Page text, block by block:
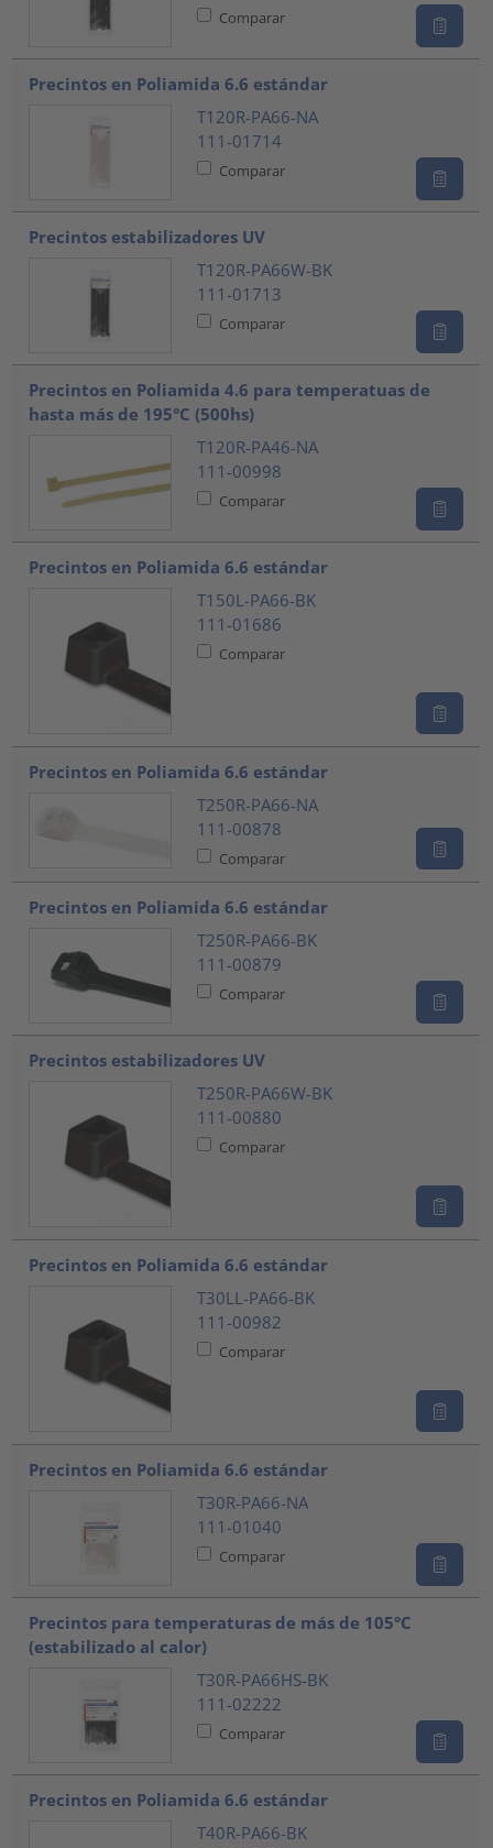
Comparar
Precintos en Poliamida 6.6 estándar
T120R-PA66-NA
111-01714
Comparar
Precintos estabilizadores UV
T120R-PA66W-BK
111-01713
Comparar
Precintos en Poliamida 4.6 para temperatuas de
hasta más de 195°C (500hs)
T120R-PA46-NA
111-00998
Comparar
Precintos en Poliamida 6.6 estándar
T150L-PA66-BK
111-01686
Comparar
Precintos en Poliamida 6.6 estándar
T250R-PA66-NA
111-00878
Comparar
Precintos en Poliamida 6.6 estándar
T250R-PA66-BK
111-00879
Comparar
Precintos estabilizadores UV
T250R-PA66W-BK
111-00880
Comparar
Precintos en Poliamida 6.6 estándar
T30LL-PA66-BK
111-00982
Comparar
Precintos en Poliamida 6.6 estándar
T30R-PA66-NA
111-01040
Comparar
Precintos para temperaturas de más de 105°C
(estabilizado al calor)
T30R-PA66HS-BK
111-02222
Comparar
Precintos en Poliamida 6.6 estándar
T40R-PA66-BK